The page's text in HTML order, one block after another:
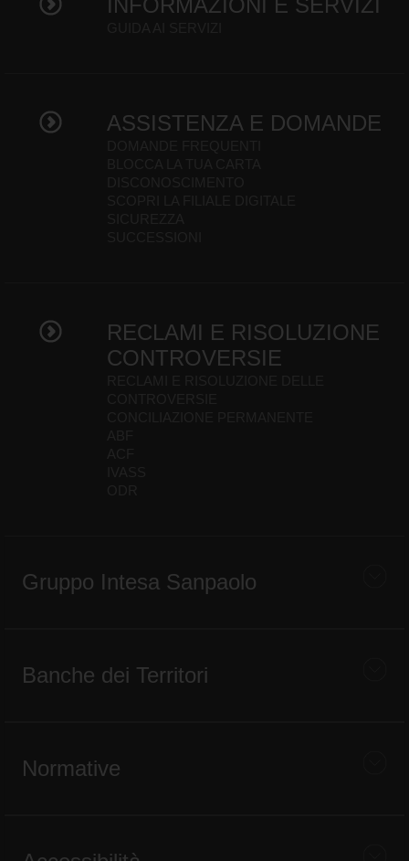
INFORMAZIONI E SERVIZI
ASSISTENZA E DOMANDE
RECLAMI E RISOLUZIONE
CONTROVERSIE
Gruppo Intesa Sanpaolo
Banche dei Territori
Normative